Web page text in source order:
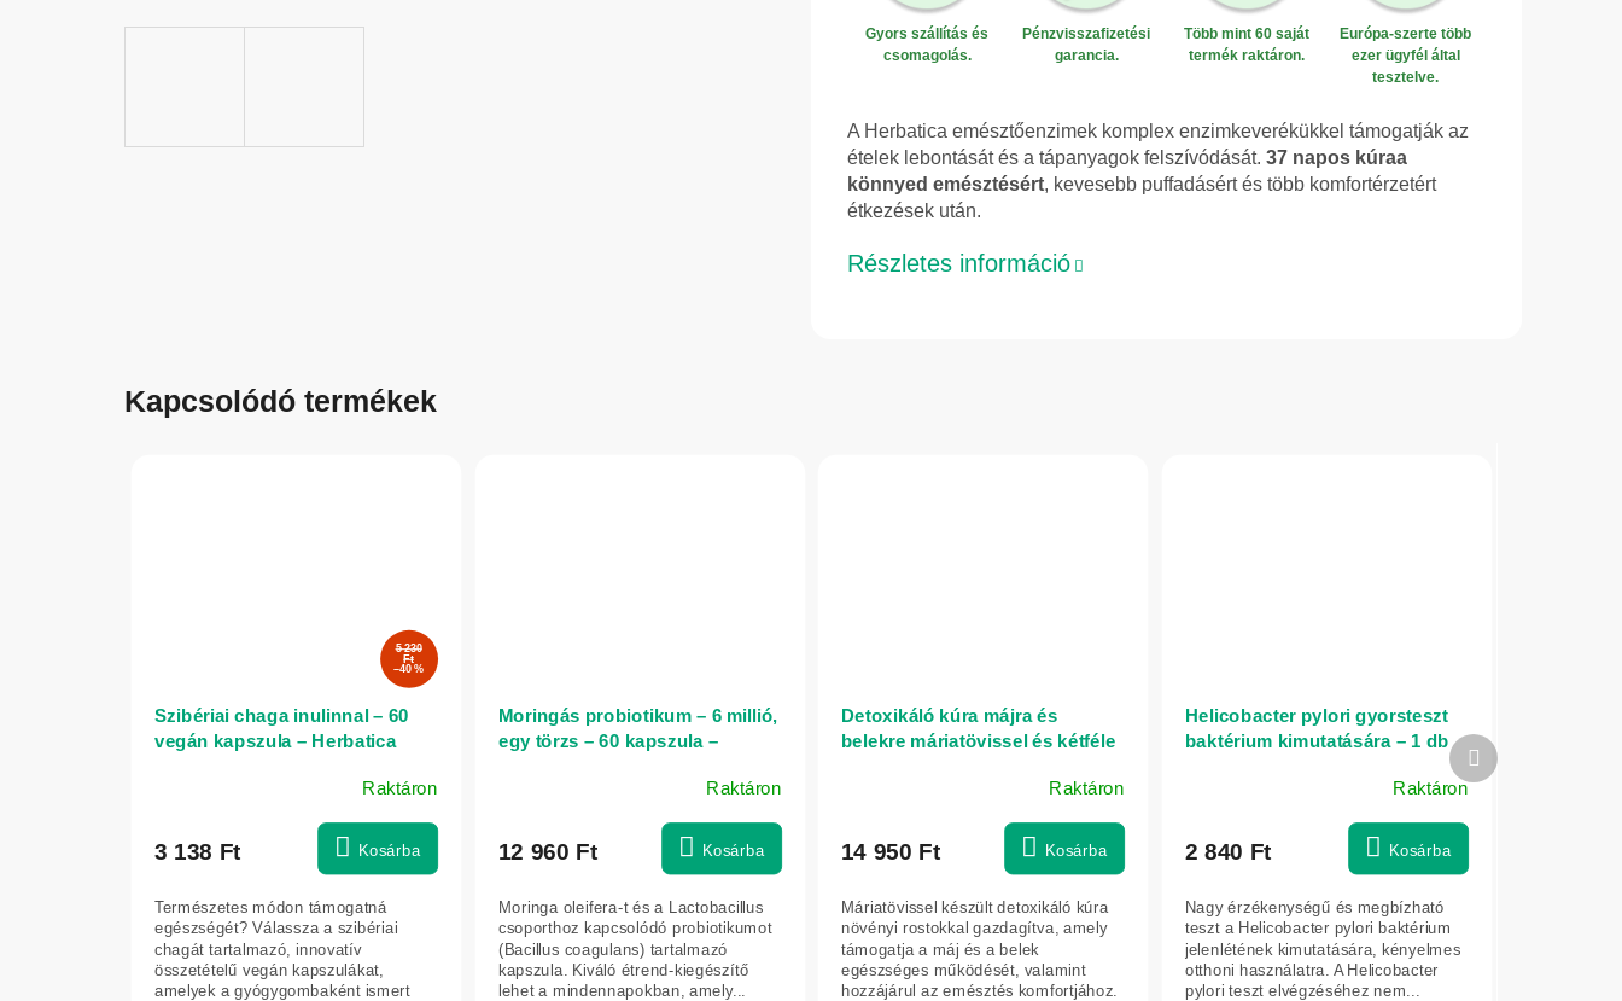
Gyors szállítás és
csomagolás.
Pénzvisszafizetési
garancia.
Több mint 60 saját
termék raktáron.
Európa-szerte több
ezer ügyfél által
tesztelve.
A Herbatica emésztőenzimek komplex enzimkeverékükkel támogatják az
ételek lebontását és a tápanyagok felszívódását. 37 napos kúraa
könnyed emésztésért, kevesebb puffadásért és több komfortérzetért
étkezések után.
Részletes információ
Kapcsolódó termékek
5 230
Ft
–40 %
Szibériai chaga inulinnal – 60
vegán kapszula – Herbatica
Raktáron
3 138 Ft Kosárba
Természetes módon támogatná
egészségét? Válassza a szibériai
chagát tartalmazó, innovatív
összetételű vegán kapszulákat,
amelyek a gyógygombaként ismert
Moringás probiotikum – 6 millió,
egy törzs – 60 kapszula –
Raktáron
12 960 Ft Kosárba
Moringa oleifera-t és a Lactobacillus
csoporthoz kapcsolódó probiotikumot
(Bacillus coagulans) tartalmazó
kapszula. Kiváló étrend-kiegészítő
lehet a mindennapokban, amely...
Detoxikáló kúra májra és
belekre máriatövissel és kétféle
átlagos
ből
5,0
csillag.
Raktáron
14 950 Ft Kosárba
Máriatövissel készült detoxikáló kúra
növényi rostokkal gazdagítva, amely
támogatja a máj és a belek
egészséges működését, valamint
hozzájárul az emésztés komfortjához.
Helicobacter pylori gyorsteszt
baktérium kimutatására – 1 db
átlagos
ből
5,0
csillag.
Raktáron
2 840 Ft Kosárba
Nagy érzékenységű és megbízható
teszt a Helicobacter pylori baktérium
jelenlétének kimutatására, kényelmes
otthoni használatra. A Helicobacter
pylori teszt elvégzéséhez nem...
Következő
termék